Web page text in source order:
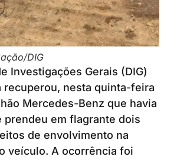
DIG
Investigações Gerais (DIG)
recuperou, nesta quinta-feira
Mercedes-Benz que havia
prendeu em flagrante dois
de envolvimento na
veículo. A ocorrência foi